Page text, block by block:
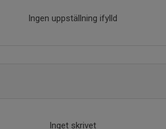
Ingen uppställning ifylld
Inget skrivet